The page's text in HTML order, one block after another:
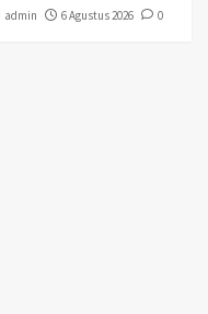
admin 6 Agustus 2026 0